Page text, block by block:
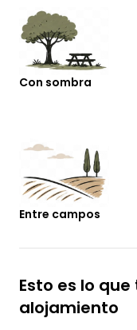
Con sombra
Entre campos
Esto es lo
alojamiento